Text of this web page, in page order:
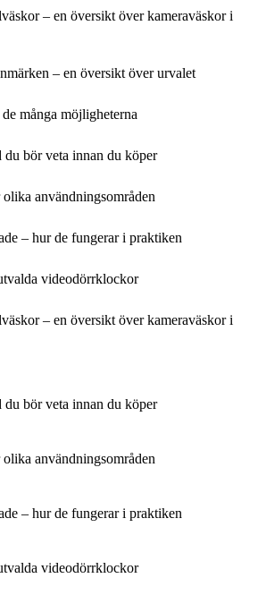
– en översikt över kameraväskor i
– en översikt över urvalet
många möjligheterna
du bör veta innan du köper
användningsområden
– hur de fungerar i praktiken
videodörrklockor
– en översikt över kameraväskor i
du bör veta innan du köper
användningsområden
– hur de fungerar i praktiken
videodörrklockor